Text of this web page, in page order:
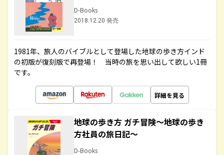
D-Books
2018.12.20 発売
1981年、旅人のバイブルとして登場した地球の歩き方インド
の初版が復刻版で再登場！ 当時の旅を思い出して欲しい1冊
です。
詳細を見る
地球の歩き方 ガチ冒険～地球の歩き
方社員の旅日記～
D-Books